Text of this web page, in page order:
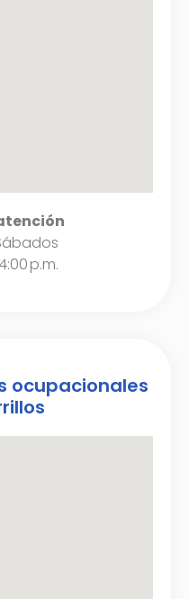
p.m.
ocupacionales